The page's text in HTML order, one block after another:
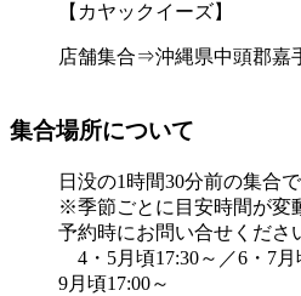
【カヤックイーズ】
店舗集合⇒沖縄県中頭郡嘉
集合場所について
日没の1時間30分前の集合で
※季節ごとに目安時間が変
予約時にお問い合せくださ
4・5月頃17:30～／6・7月
9月頃17:00～